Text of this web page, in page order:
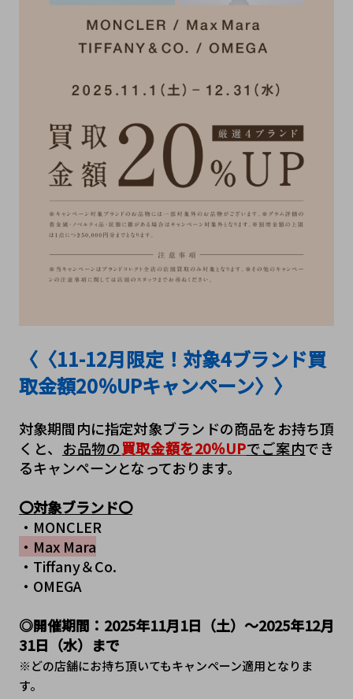
〈〈11-12月限定！対象4ブランド買
取金額20％UPキャンペーン〉〉
対象期間内に指定対象ブランドの商品をお持ち頂
くと、 お品物の買取金額を20％UPでご案内でき
るキャンペーンとなっております。
〇対象ブランド〇
・MONCLER
・Max Mara
・Tiffany＆Co.
・OMEGA
◎開催期間：2025年11月1日（土）～2025年12月
31日（水﻿）まで
※どの店舗にお持ち頂いてもキャンペーン適用となりま
す。